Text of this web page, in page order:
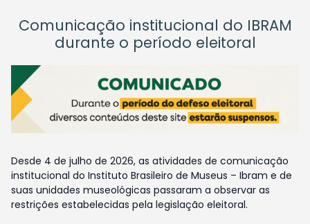
Comunicação institucional do IBRAM
durante o período eleitoral
Desde 4 de julho de 2026, as atividades de comunicação
institucional do Instituto Brasileiro de Museus – Ibram e de
suas unidades museológicas passaram a observar as
restrições estabelecidas pela legislação eleitoral.